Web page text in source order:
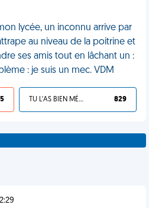
lycée, un inconnu arrive par
au niveau de la poitrine et
ses amis tout en lâchant un :
: je suis un mec. VDM
TU L'AS BIEN MÉRITÉ 829